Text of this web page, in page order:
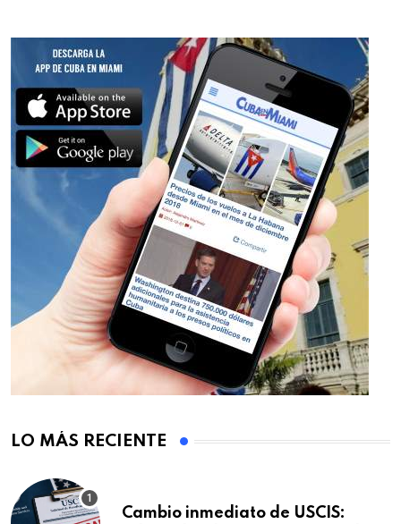
LO MÁS RECIENTE
Cambio inmediato de USCIS: